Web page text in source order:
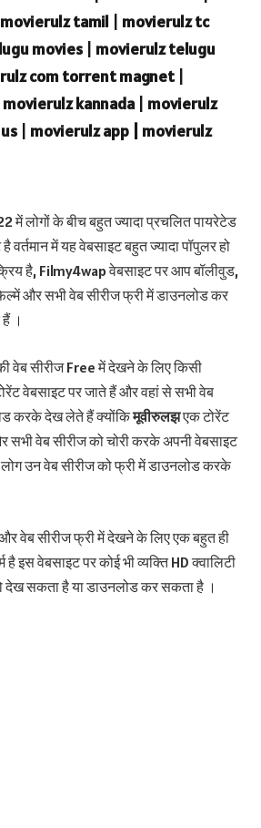
movierulz tamil
movierulz tc
movies| movierulz telugu
com torrent magnet|
movierulz kannada| movierulz
| movierulz app | movierulz
में लोगों के बीच बहुत ज्यादा प्रचलित पायरेटेड
वर्तमान में यह वेबसाइट बहुत ज्यादा पॉपुलर हो
है, Filmy4wap वेबसाइट पर आप बॉलीवुड,
और सभी वेब सीरीज फ्री में डाउनलोड कर
।
वेब सीरीज Free में देखने के लिए किसी
वेबसाइट पर जाते हैं और वहां से सभी वेब
करके देख लेते हैं क्योंकिमूवीरुलझएक टोरेंट
सभी वेब सीरीज को चोरी करके अपनी वेबसाइट
उन वेब सीरीज को फ्री में डाउनलोड करके
वेब सीरीज फ्री में देखने के लिए एक बहुत ही
है इस वेबसाइट पर कोई भी व्यक्ति HD क्वालिटी
देख सकता है या डाउनलोड कर सकता है ।